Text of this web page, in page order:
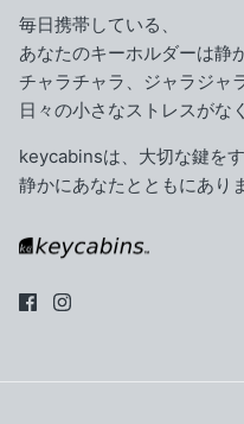
毎日携帯している、
あなたのキーホルダーは静
チャラチャラ、ジャラジャ
日々の小さなストレスがな
keycabinsは、大切な鍵をす
静かにあなたとともにあり